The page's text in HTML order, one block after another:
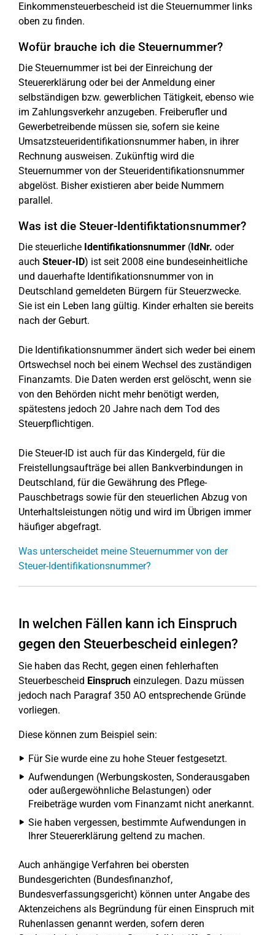
Einkommensteuerbescheid ist die Steuernummer links
oben zu finden.
Wofür brauche ich die Steuernummer?
Die Steuernummer ist bei der Einreichung der
Steuererklärung oder bei der Anmeldung einer
selbständigen bzw. gewerblichen Tätigkeit, ebenso wie
im Zahlungsverkehr anzugeben. Freiberufler und
Gewerbetreibende müssen sie, sofern sie keine
Umsatzsteueridentifikationsnummer haben, in ihrer
Rechnung ausweisen. Zukünftig wird die
Steuernummer von der Steueridentifikationsnummer
abgelöst. Bisher existieren aber beide Nummern
parallel.
Was ist die Steuer-Identifiktationsnummer?
Die steuerliche Identifikationsnummer (IdNr. oder
auch Steuer-ID) ist seit 2008 eine bundeseinheitliche
und dauerhafte Identifikationsnummer von in
Deutschland gemeldeten Bürgern für Steuerzwecke.
Sie ist ein Leben lang gültig. Kinder erhalten sie bereits
nach der Geburt.
Die Identifikationsnummer ändert sich weder bei einem
Ortswechsel noch bei einem Wechsel des zuständigen
Finanzamts. Die Daten werden erst gelöscht, wenn sie
von den Behörden nicht mehr benötigt werden,
spätestens jedoch 20 Jahre nach dem Tod des
Steuerpflichtigen.
Die Steuer-ID ist auch für das Kindergeld, für die
Freistellungsaufträge bei allen Bankverbindungen in
Deutschland, für die Gewährung des Pflege-
Pauschbetrags sowie für den steuerlichen Abzug von
Unterhaltsleistungen nötig und wird im Übrigen immer
häufiger abgefragt.
Was unterscheidet meine Steuernummer von der
Steuer-Identifikationsnummer?
In welchen Fällen kann ich Einspruch
gegen den Steuerbescheid einlegen?
Sie haben das Recht, gegen einen fehlerhaften
Steuerbescheid Einspruch einzulegen. Dazu müssen
jedoch nach Paragraf 350 AO entsprechende Gründe
vorliegen.
Diese können zum Beispiel sein:
Für Sie wurde eine zu hohe Steuer festgesetzt.
Aufwendungen (Werbungskosten, Sonderausgaben
oder außergewöhnliche Belastungen) oder
Freibeträge wurden vom Finanzamt nicht anerkannt.
Sie haben vergessen, bestimmte Aufwendungen in
Ihrer Steuererklärung geltend zu machen.
Auch anhängige Verfahren bei obersten
Bundesgerichten (Bundesfinanzhof,
Bundesverfassungsgericht) können unter Angabe des
Aktenzeichens als Begründung für einen Einspruch mit
Ruhenlassen genannt werden, sofern deren